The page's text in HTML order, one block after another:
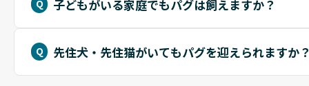
子どもがいる家庭でもパグは飼えますか？
先住犬・先住猫がいてもパグを迎えられますか？